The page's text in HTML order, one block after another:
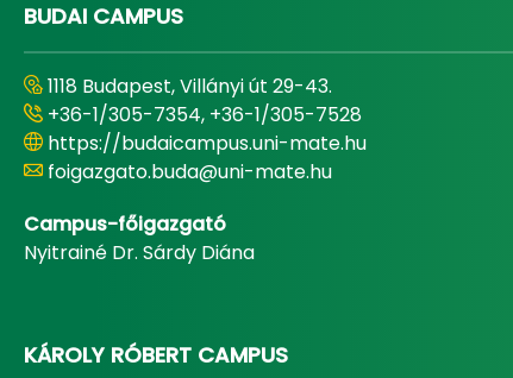
BUDAI CAMPUS
1118 Budapest, Villányi út 29-43.
+36-1/305-7354, +36-1/305-7528
https://budaicampus.uni-mate.hu
foigazgato.buda@uni-mate.hu
Campus-főigazgató
Nyitrainé Dr. Sárdy Diána
KÁROLY RÓBERT CAMPUS